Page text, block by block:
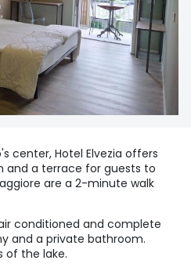
center, Hotel Elvezia offers
and a terrace for guests to
are a 2-minute walk
conditioned and complete
and a private bathroom.
of the lake.